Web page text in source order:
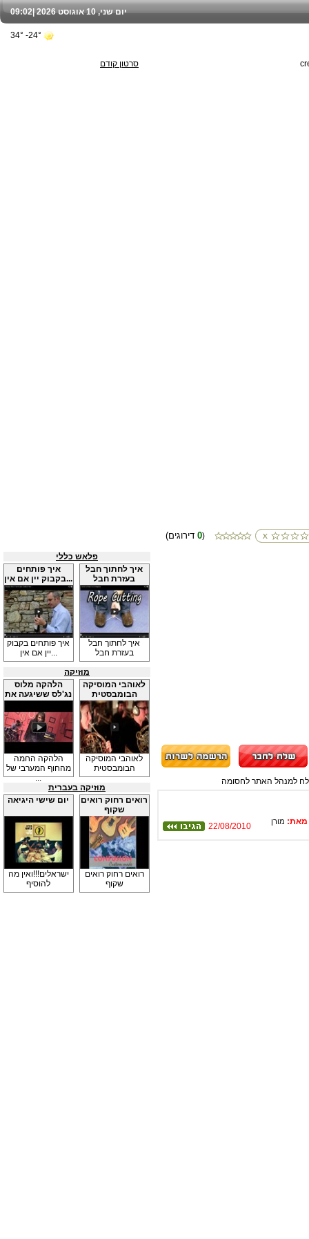
סרטון קודם
0)
פלאש כללי
איך פותחים
בקבוק יין אם אין...
איך פותחים בקבוק
יין אם אין...
איך לחתוך חבל
בעזרת חבל
איך לחתוך חבל
בעזרת חבל
מוזיקה
הלהקה מלוס
נג'לס ששיגעה את
...
הלהקה החמה
מהחוף המערבי של
...
לאוהבי המוסיקה
הבומבסטית
לאוהבי המוסיקה
הבומבסטית
מוזיקה בעברית
יום שישי היגיאה
ישראלים!!!ואין מה
להוסיף
רואים רחוק רואים
שקוף
רואים רחוק רואים
שקוף
למנהל האתר לחסומה
22/08/2010 מאת: מורן
09:02 יום שני, 10 אוגוסט 2026 |
24°- 34°